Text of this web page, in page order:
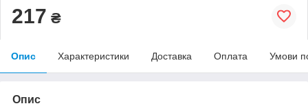
217 ₴
Опис Характеристики Доставка Оплата Умови
Опис